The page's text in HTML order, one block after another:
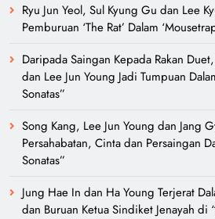
Ryu Jun Yeol, Sul Kyung Gu dan Lee
Pemburuan ‘The Rat’ Dalam
Daripada Saingan Kepada Rakan
dan Lee Jun Young Jadi Tumpuan
Sonatas”
Song Kang, Lee Jun Young dan Jang
Persahabatan, Cinta dan Persaingan
Sonatas”
Jung Hae In dan Ha Young Terjerat
dan Buruan Ketua Sindiket Jenayah di